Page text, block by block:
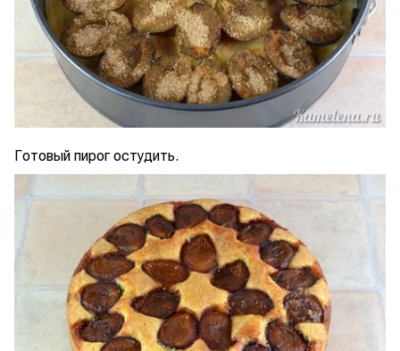
Готовый пирог остудить.